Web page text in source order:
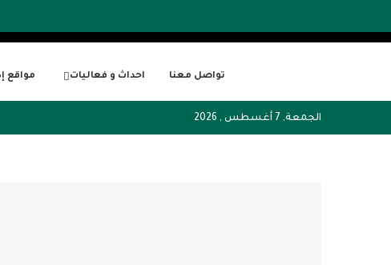
مواقع احداث و فعاليات تواصل معنا
الجمعة, 7 أغسطس , 2026